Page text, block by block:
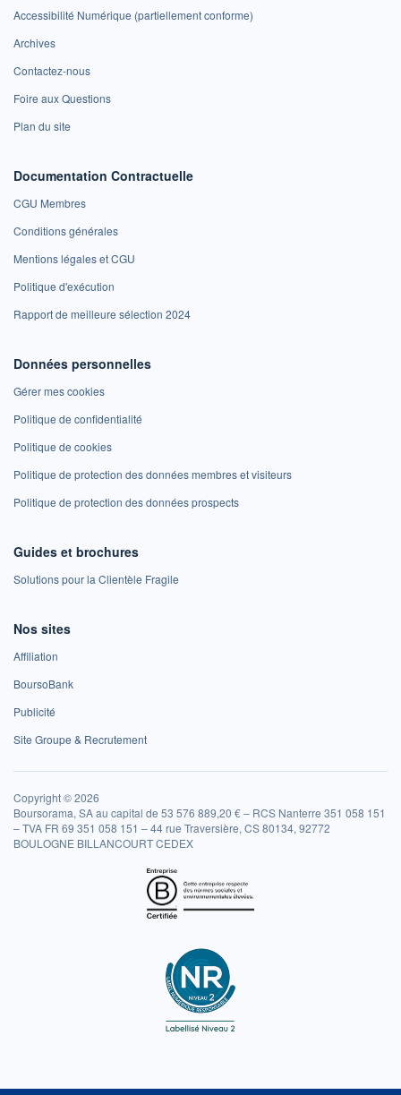
Accessibilité Numérique (partiellement conforme)
Archives
Contactez-nous
Foire aux Questions
Plan du site
Documentation Contractuelle
CGU Membres
Conditions générales
Mentions légales et CGU
Politique d'exécution
Rapport de meilleure sélection 2024
Données personnelles
Gérer mes cookies
Politique de confidentialité
Politique de cookies
Politique de protection des données membres et visiteurs
Politique de protection des données prospects
Guides et brochures
Solutions pour la Clientèle Fragile
Nos sites
Affiliation
BoursoBank
Publicité
Site Groupe & Recrutement
Copyright © 2026
Boursorama, SA au capital de 53 576 889,20 € – RCS Nanterre 351 058 151
– TVA FR 69 351 058 151 – 44 rue Traversière, CS 80134, 92772
BOULOGNE BILLANCOURT CEDEX